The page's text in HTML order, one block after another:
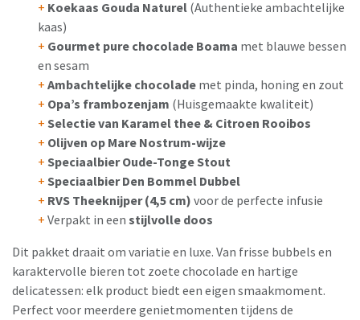
+ Koekaas Gouda Naturel (Authentieke ambachtelijke
kaas)
+ Gourmet pure chocolade Boama met blauwe bessen
en sesam
+ Ambachtelijke chocolade met pinda, honing en zout
+ Opa’s frambozenjam (Huisgemaakte kwaliteit)
+ Selectie van Karamel thee & Citroen Rooibos
+ Olijven op Mare Nostrum-wijze
+ Speciaalbier Oude-Tonge Stout
+ Speciaalbier Den Bommel Dubbel
+ RVS Theeknijper (4,5 cm) voor de perfecte infusie
+ Verpakt in een stijlvolle doos
Dit pakket draait om variatie en luxe. Van frisse bubbels en
karaktervolle bieren tot zoete chocolade en hartige
delicatessen: elk product biedt een eigen smaakmoment.
Perfect voor meerdere genietmomenten tijdens de